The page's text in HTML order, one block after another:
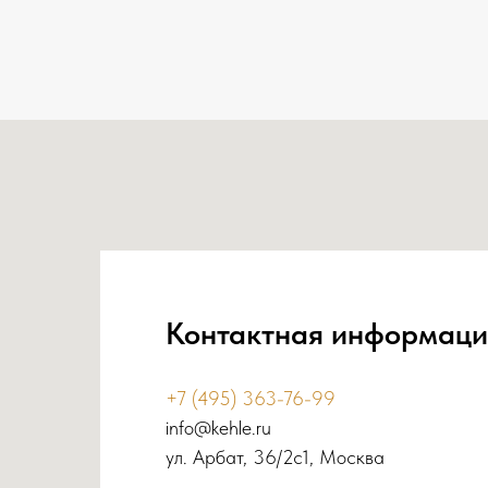
Контактная
+7 (495) 363-76-99
info@kehle.ru
ул. Арбат, 36/2с1, Москва